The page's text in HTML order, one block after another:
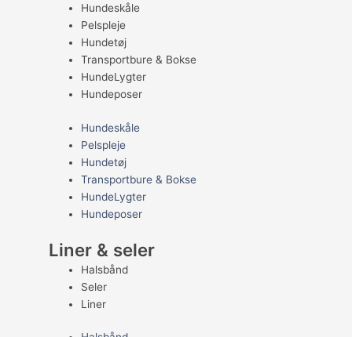
Hundeskåle
Pelspleje
Hundetøj
Transportbure & Bokse
HundeLygter
Hundeposer
Hundeskåle
Pelspleje
Hundetøj
Transportbure & Bokse
HundeLygter
Hundeposer
Liner & seler
Halsbånd
Seler
Liner